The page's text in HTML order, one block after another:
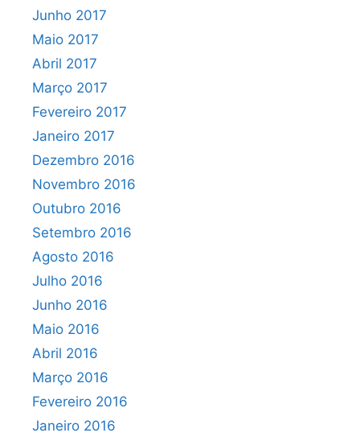
Junho 2017
Maio 2017
Abril 2017
Março 2017
Fevereiro 2017
Janeiro 2017
Dezembro 2016
Novembro 2016
Outubro 2016
Setembro 2016
Agosto 2016
Julho 2016
Junho 2016
Maio 2016
Abril 2016
Março 2016
Fevereiro 2016
Janeiro 2016